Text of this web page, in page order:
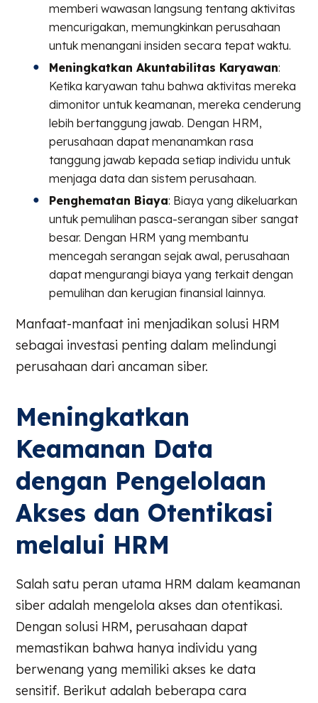
memberi wawasan langsung tentang aktivitas
mencurigakan, memungkinkan perusahaan
untuk menangani insiden secara tepat waktu.
Meningkatkan Akuntabilitas Karyawan:
Ketika karyawan tahu bahwa aktivitas mereka
dimonitor untuk keamanan, mereka cenderung
lebih bertanggung jawab. Dengan HRM,
perusahaan dapat menanamkan rasa
tanggung jawab kepada setiap individu untuk
menjaga data dan sistem perusahaan.
Penghematan Biaya: Biaya yang dikeluarkan
untuk pemulihan pasca-serangan siber sangat
besar. Dengan HRM yang membantu
mencegah serangan sejak awal, perusahaan
dapat mengurangi biaya yang terkait dengan
pemulihan dan kerugian finansial lainnya.
Manfaat-manfaat ini menjadikan solusi HRM
sebagai investasi penting dalam melindungi
perusahaan dari ancaman siber.
Meningkatkan
Keamanan Data
dengan Pengelolaan
Akses dan Otentikasi
melalui HRM
Salah satu peran utama HRM dalam keamanan
siber adalah mengelola akses dan otentikasi.
Dengan solusi HRM, perusahaan dapat
memastikan bahwa hanya individu yang
berwenang yang memiliki akses ke data
sensitif. Berikut adalah beberapa cara